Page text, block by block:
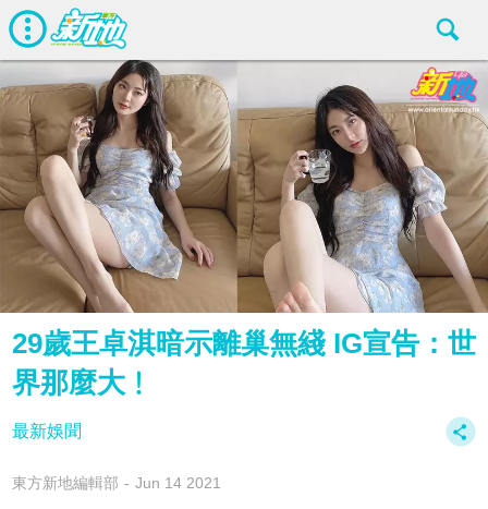
29歲王卓淇暗示離巢無綫 IG宣告：世
界那麼大﹗
最新娛聞
東方新地編輯部 Jun 14 2021